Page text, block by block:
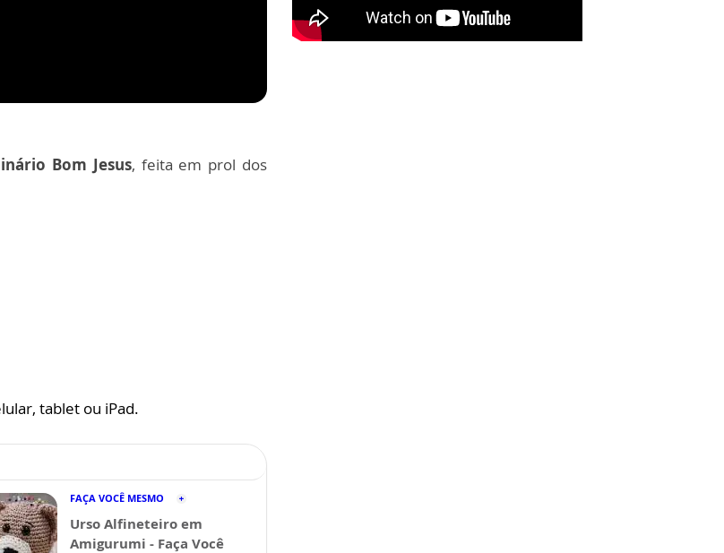
Bom Jesus, feita em prol dos
tablet ou iPad.
FAÇA VOCÊ MESMO
Urso Alfineteiro em
Amigurumi - Faça Você